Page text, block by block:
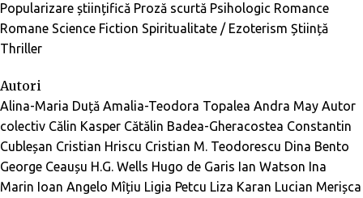
Popularizare științifică Proză scurtă Psihologic Romance
Romane Science Fiction Spiritualitate / Ezoterism Știință
Thriller
Autori
Alina-Maria Duță Amalia-Teodora Topalea Andra May Autor
colectiv Călin Kasper Cătălin Badea-Gheracostea Constantin
Cubleșan Cristian Hriscu Cristian M. Teodorescu Dina Bento
George Ceaușu H.G. Wells Hugo de Garis Ian Watson Ina
Marin Ioan Angelo Mîțiu Ligia Petcu Liza Karan Lucian Merișca